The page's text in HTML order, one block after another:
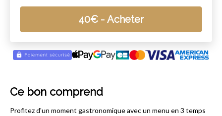
40€ - Acheter
Ce bon comprend
Profitez d'un moment gastronomique avec un menu en 3 temps